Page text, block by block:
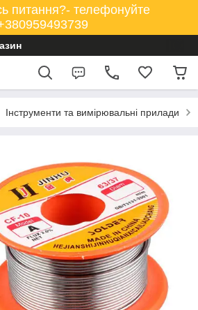
питання?- телефонуйте
Інструменти та вимірювальні прилади